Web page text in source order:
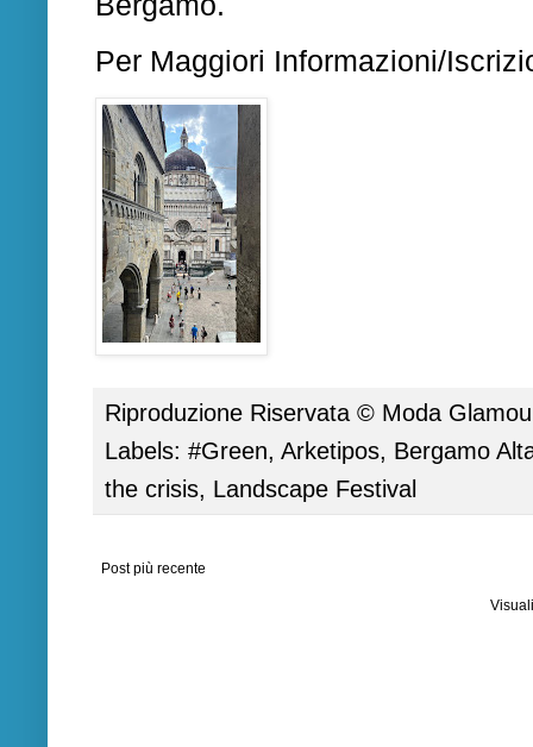
Per Maggiori Informazioni/
Riproduzione Riservata © Moda
Labels: #Green Arketipos Bergamo
the crisis Landscape Festival
Post più recente